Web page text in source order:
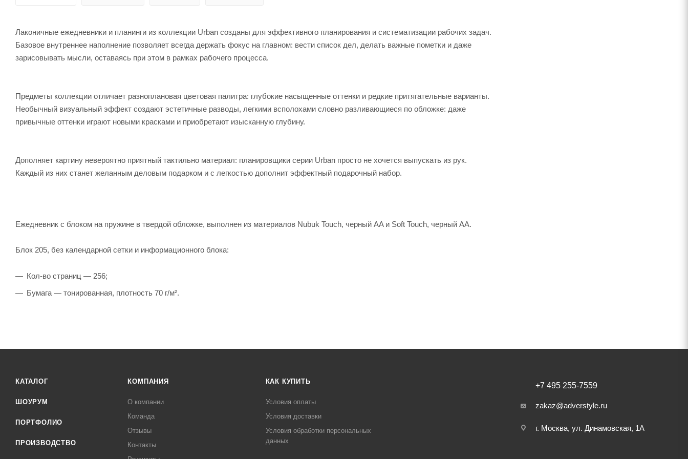
Лаконичные ежедневники и планинги из коллекции Urban созданы для эффективного планирования и систематизации рабочих задач.
Базовое внутреннее наполнение позволяет всегда держать фокус на главном: вести список дел, делать важные пометки и даже
зарисовывать мысли, оставаясь при этом в рамках рабочего процесса.
Предметы коллекции отличает разноплановая цветовая палитра: глубокие насыщенные оттенки и редкие притягательные варианты.
Необычный визуальный эффект создают эстетичные разводы, легкими всполохами словно разливающиеся по обложке: даже
привычные оттенки играют новыми красками и приобретают изысканную глубину.
Дополняет картину невероятно приятный тактильно материал: планировщики серии Urban просто не хочется выпускать из рук.
Каждый из них станет желанным деловым подарком и с легкостью дополнит эффектный подарочный набор.
Ежедневник с блоком на пружине в твердой обложке, выполнен из материалов Nubuk Touch, черный AA и Soft Touch, черный AA.
Блок 205, без календарной сетки и информационного блока:
Кол-во страниц — 256;
Бумага — тонированная, плотность 70 г/м².
КАТАЛОГ
ШОУРУМ
ПОРТФОЛИО
ПРОИЗВОДСТВО
КОМПАНИЯ
О компании
Команда
Отзывы
Контакты
КАК КУПИТЬ
Условия оплаты
Условия доставки
Условия обработки персональных
данных
+7 495 255-7559
zakaz@adverstyle.ru
г. Москва, ул. Динамовская, 1А